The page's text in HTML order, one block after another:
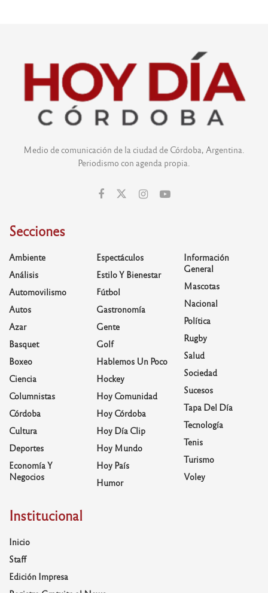
Medio de comunicación de la ciudad de Córdoba, Argentina.
Periodismo con agenda propia.
Secciones
Ambiente
Análisis
Automovilismo
Autos
Azar
Basquet
Boxeo
Ciencia
Columnistas
Córdoba
Cultura
Deportes
Economía Y
Negocios
Espectáculos
Estilo Y Bienestar
Fútbol
Gastronomía
Gente
Golf
Hablemos Un Poco
Hockey
Hoy Comunidad
Hoy Córdoba
Hoy Día Clip
Hoy Mundo
Hoy País
Humor
Información
General
Mascotas
Nacional
Política
Rugby
Salud
Sociedad
Sucesos
Tapa Del Día
Tecnología
Tenis
Turismo
Voley
Institucional
Inicio
Staff
Edición Impresa